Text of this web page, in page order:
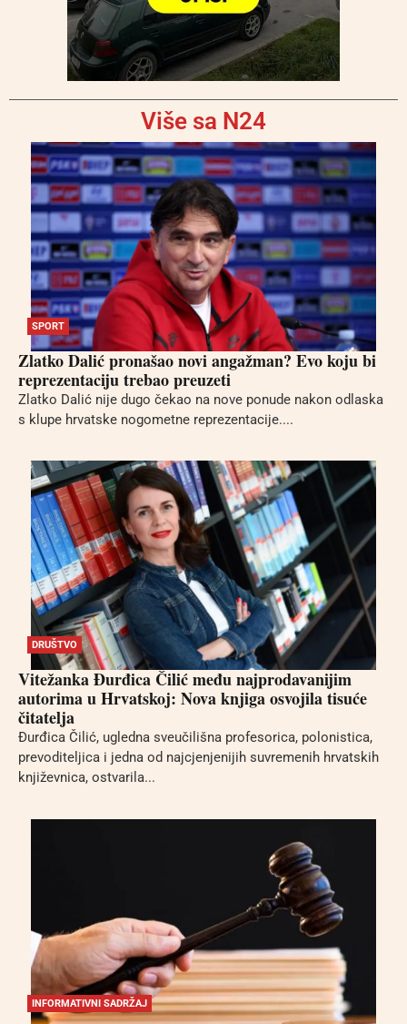
Više sa N24
SPORT
Zlatko Dalić pronašao novi angažman? Evo koju bi
reprezentaciju trebao preuzeti
Zlatko Dalić nije dugo čekao na nove ponude nakon odlaska
s klupe hrvatske nogometne reprezentacije....
DRUŠTVO
Vitežanka Đurđica Čilić među najprodavanijim
autorima u Hrvatskoj: Nova knjiga osvojila tisuće
čitatelja
Đurđica Čilić, ugledna sveučilišna profesorica, polonistica,
prevoditeljica i jedna od najcjenjenijih suvremenih hrvatskih
književnica, ostvarila...
INFORMATIVNI SADRŽAJ